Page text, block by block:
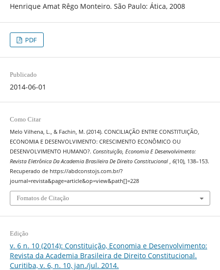
Henrique Amat Rêgo Monteiro. São Paulo: Ática, 2008
PDF
Publicado
2014-06-01
Como Citar
Melo Vilhena, L., & Fachin, M. (2014). CONCILIAÇÃO ENTRE CONSTITUIÇÃO,
ECONOMIA E DESENVOLVIMENTO: CRESCIMENTO ECONÔMICO OU
DESENVOLVIMENTO HUMANO?. Constituição, Economia E Desenvolvimento:
Revista Eletrônica Da Academia Brasileira De Direito Constitucional , 6(10), 138–153.
Recuperado de https://abdconstojs.com.br/?
journal=revista&page=article&op=view&path[]=228
Fomatos de Citação
Edição
v. 6 n. 10 (2014): Constituição, Economia e Desenvolvimento:
Revista da Academia Brasileira de Direito Constitucional.
Curitiba, v. 6, n. 10, jan./jul. 2014.